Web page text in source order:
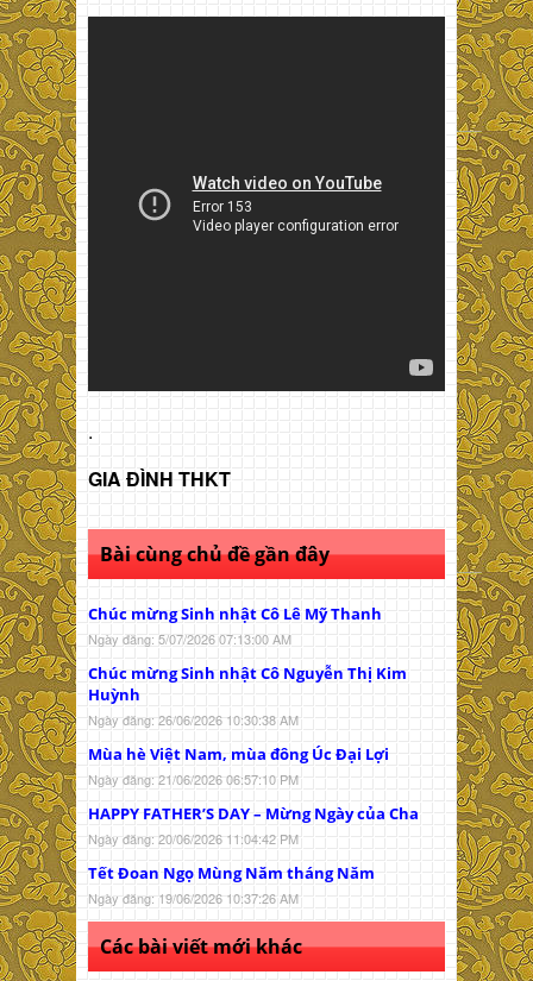
.
GIA ĐÌNH THKT
Bài cùng chủ đề gần đây
Chúc mừng Sinh nhật Cô Lê Mỹ Thanh
Ngày đăng: 5/07/2026 07:13:00 AM
Chúc mừng Sinh nhật Cô Nguyễn Thị Kim
Huỳnh
Ngày đăng: 26/06/2026 10:30:38 AM
Mùa hè Việt Nam, mùa đông Úc Đại Lợi
Ngày đăng: 21/06/2026 06:57:10 PM
HAPPY FATHER’S DAY – Mừng Ngày của Cha
Ngày đăng: 20/06/2026 11:04:42 PM
Tết Đoan Ngọ Mùng Năm tháng Năm
Ngày đăng: 19/06/2026 10:37:26 AM
Các bài viết mới khác